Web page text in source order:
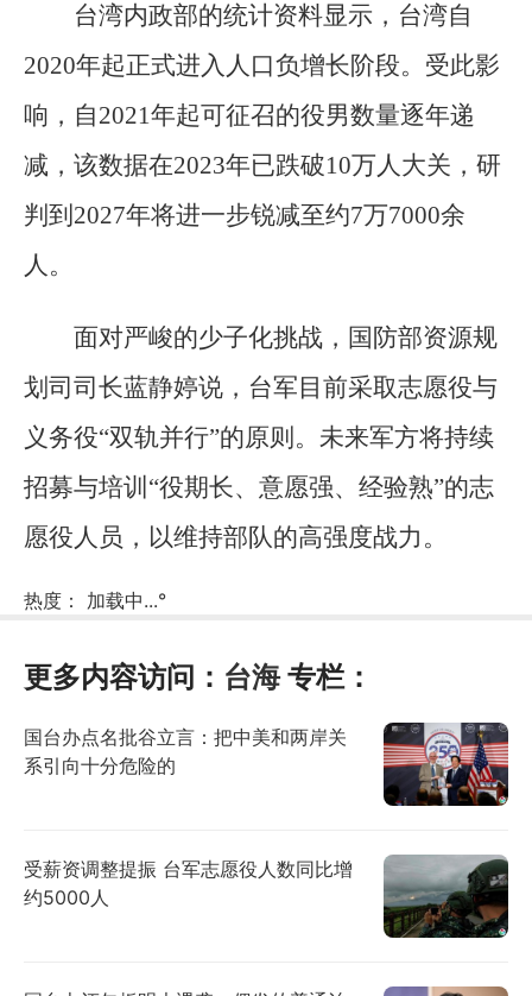
台湾内政部的统计资料显示，台湾自
2020年起正式进入人口负增长阶段。受此影
响，自2021年起可征召的役男数量逐年递
减，该数据在2023年已跌破10万人大关，研
判到2027年将进一步锐减至约7万7000余
人。
面对严峻的少子化挑战，国防部资源规
划司司长蓝静婷说，台军目前采取志愿役与
义务役“双轨并行”的原则。未来军方将持续
招募与培训“役期长、意愿强、经验熟”的志
愿役人员，以维持部队的高强度战力。
热度： 加载中...°
更多内容访问： 台海专栏：
国台办点名批谷立言：把中美和两岸关
系引向十分危险的
受薪资调整提振 台军志愿役人数同比增
约5000人